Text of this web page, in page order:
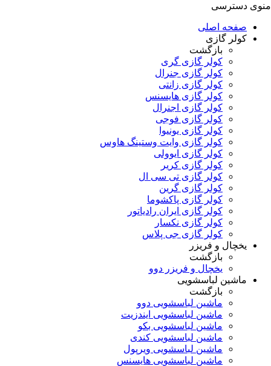
منوی دسترسی
صفحه اصلی
کولر گازی
بازگشت
کولر گازی گری
کولر گازی جنرال
کولر گازی زانتی
کولر گازی هایسنس
کولر گازی اجنرال
کولر گازی فوجی
کولر گازی یونیوا
کولر گازی وایت وستینگ هاوس
کولر گازی ایوولی
کولر گازی کریر
کولر گازی تی سی ال
کولر گازی گرین
کولر گازی پاکشوما
کولر گازی ایران رادیاتور
کولر گازی نکسار
کولر گازی جی پلاس
یخچال و فریزر
بازگشت
یخچال و فریزر دوو
ماشین لباسشویی
بازگشت
ماشین لباسشویی دوو
ماشین لباسشویی ایندزیت
ماشین لباسشویی بکو
ماشین لباسشویی کندی
ماشین لباسشویی ویرپول
ماشین لباسشویی هایسنس